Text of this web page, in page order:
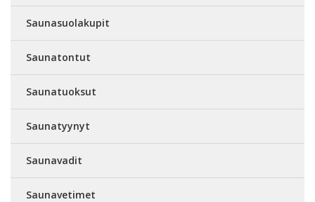
Saunasuolakupit
Saunatontut
Saunatuoksut
Saunatyynyt
Saunavadit
Saunavetimet